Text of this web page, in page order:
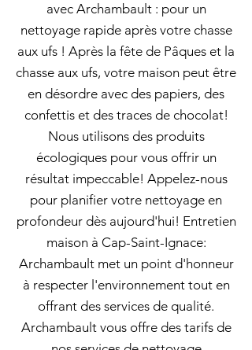
avec Archambault : pour un
nettoyage rapide après votre chasse
aux ufs ! Après la fête de Pâques et la
chasse aux ufs, votre maison peut être
en désordre avec des papiers, des
confettis et des traces de chocolat!
Nous utilisons des produits
écologiques pour vous offrir un
résultat impeccable! Appelez-nous
pour planifier votre nettoyage en
profondeur dès aujourd'hui! Entretien
maison à Cap-Saint-Ignace:
Archambault met un point d'honneur
à respecter l'environnement tout en
offrant des services de qualité.
Archambault vous offre des tarifs de